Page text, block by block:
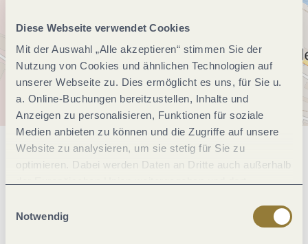
Diese Webseite verwendet Cookies
Mit der Auswahl „Alle akzeptieren“ stimmen Sie der
Nutzung von Cookies und ähnlichen Technologien auf
unserer Webseite zu. Dies ermöglicht es uns, für Sie u.
a. Online-Buchungen bereitzustellen, Inhalte und
Anzeigen zu personalisieren, Funktionen für soziale
Medien anbieten zu können und die Zugriffe auf unsere
Website zu analysieren, um sie stetig für Sie zu
optimieren. Dabei werden Daten an Dritte auch außerhalb
jederzeit widerrufen werden. Mit der Auswahl "Alle
ablehnen" kann es zu Beeinträchtigungen in der Nutzung
Notwendig
Allgemeine Informationen
Klassifikationen